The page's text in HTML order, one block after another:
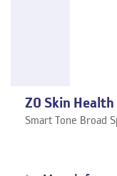
ZO Skin Health
Smart Tone Broad